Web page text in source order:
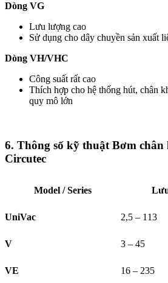
Dòng VG
Lưu lượng cao
Sử dụng cho dây chuyền sản xuất
Dòng VH/VHC
Công suất rất cao
Thích hợp cho hệ thống hút, chân
quy mô lớn
6. Thông số kỹ thuật Bơm
Circutec
Model / Series
UniVac 2,5 – 113
V 3 – 45
VE 16 – 235